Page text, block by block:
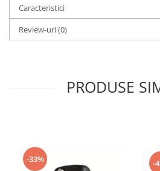
Caracteristici
Review-uri(0)
PRODUSE
-33% -